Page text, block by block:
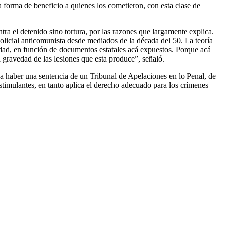
de beneficio a quienes los cometieron, con esta clase de
el detenido sino tortura, por las razones que largamente explica.
anticomunista desde mediados de la década del 50. La teoría
en función de documentos estatales acá expuestos. Porque acá
de las lesiones que esta produce”, señaló.
una sentencia de un Tribunal de Apelaciones en lo Penal, de
en tanto aplica el derecho adecuado para los crímenes